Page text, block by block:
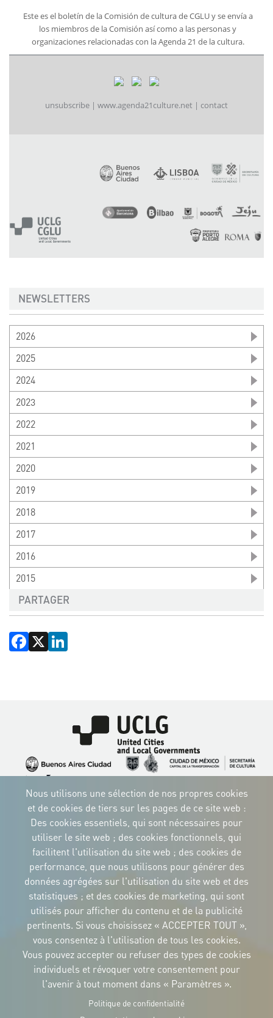
Este es el boletín de la Comisión de cultura de CGLU y se envía a
los miembros de la Comisión así como a las personas y
organizaciones relacionadas con la Agenda 21 de la cultura.
unsubscribe | www.agenda21culture.net | contact
NEWSLETTERS
2026
2025
2024
2023
2022
2021
2020
2019
2018
2017
2016
2015
PARTAGER
Facebook
X
Image
Image
Image
Image
ImageImage
IDENTITÉ CORPORTATIVE
Téléchargez
manuel
CONTACT
Carrer Avinyó, 15
08002 Barcelona
culture@uclg.org
Nous utilisons une sélection de nos propres cookies
et de cookies de tiers sur les pages de ce site web :
Des cookies essentiels, qui sont nécessaires pour
utiliser le site web ; des cookies fonctionnels, qui
facilitent l'utilisation du site web ; des cookies de
performance, que nous utilisons pour générer des
données agrégées sur l'utilisation du site web et des
statistiques ; et des cookies de marketing, qui sont
utilisés pour afficher du contenu et de la publicité
pertinents. Si vous choisissez « ACCEPTER TOUT »,
vous consentez à l'utilisation de tous les cookies.
Vous pouvez accepter ou refuser des types de cookies
individuels et révoquer votre consentement pour
l'avenir à tout moment dans « Paramètres ».
Politique de confidentialité